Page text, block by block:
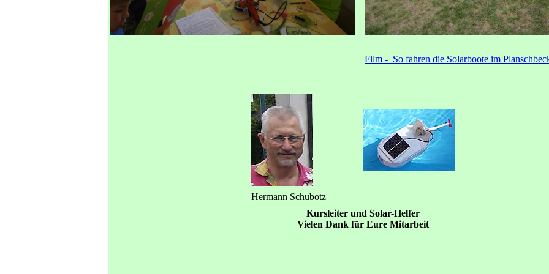
Film - So fahren die Solarboote im
Hermann Schubotz
Kursleiter und Solar-Helfer
Vielen Dank für Eure Mitarbeit